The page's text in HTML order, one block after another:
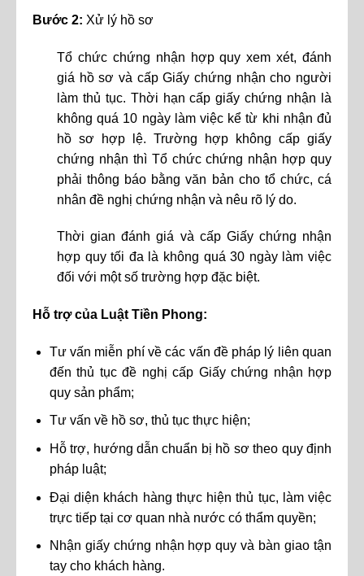
Bước 2: Xử lý hồ sơ
Tổ chức chứng nhận hợp quy xem xét, đánh
giá hồ sơ và cấp Giấy chứng nhận cho người
làm thủ tục. Thời hạn cấp giấy chứng nhận là
không quá 10 ngày làm việc kể từ khi nhận đủ
hồ sơ hợp lệ. Trường hợp không cấp giấy
chứng nhận thì Tổ chức chứng nhận hợp quy
phải thông báo bằng văn bản cho tổ chức, cá
nhân đề nghị chứng nhận và nêu rõ lý do.
Thời gian đánh giá và cấp Giấy chứng nhận
hợp quy tối đa là không quá 30 ngày làm việc
đối với một số trường hợp đặc biệt.
Hỗ trợ của Luật Tiền Phong:
Tư vấn miễn phí về các vấn đề pháp lý liên quan
đến thủ tục đề nghị cấp Giấy chứng nhận hợp
quy sản phẩm;
Tư vấn về hồ sơ, thủ tục thực hiện;
Hỗ trợ, hướng dẫn chuẩn bị hồ sơ theo quy định
pháp luật;
Đại diện khách hàng thực hiện thủ tục, làm việc
trực tiếp tại cơ quan nhà nước có thẩm quyền;
Nhận giấy chứng nhận hợp quy và bàn giao tận
tay cho khách hàng.